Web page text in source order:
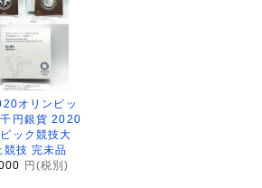
オリンピッ
円銀貨 2020
ック競技大
競技 完未品
円(税別)